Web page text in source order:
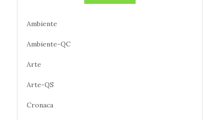
Ambiente
Ambiente-QC
Arte
Arte-QS
Cronaca